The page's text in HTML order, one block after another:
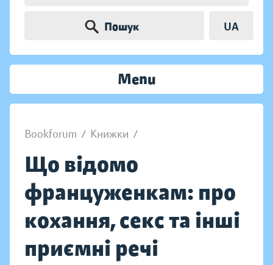
Пошук UA
Menu
Bookforum / Книжки /
Що відомо
француженкам: про
кохання, секс та інші
приємні речі